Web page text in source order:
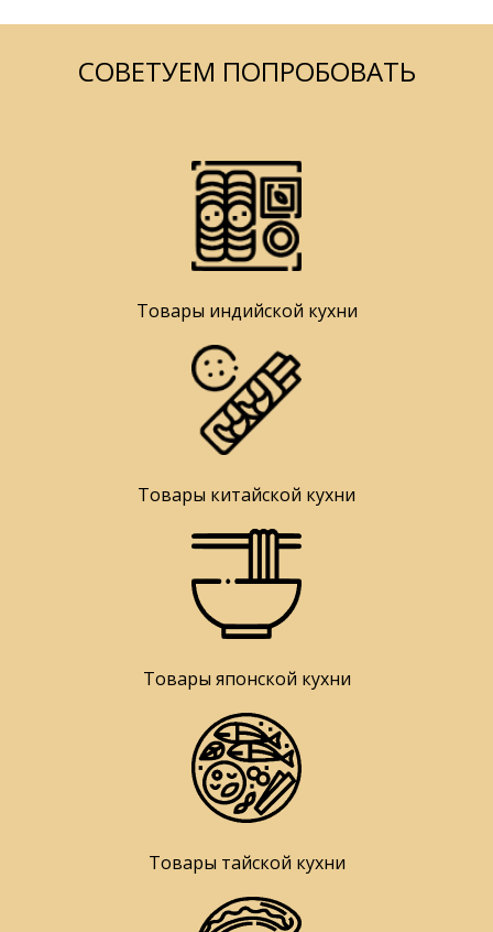
СОВЕТУЕМ ПОПРОБОВАТЬ
Товары индийской кухни
Товары китайской кухни
Товары японской кухни
Товары тайской кухни